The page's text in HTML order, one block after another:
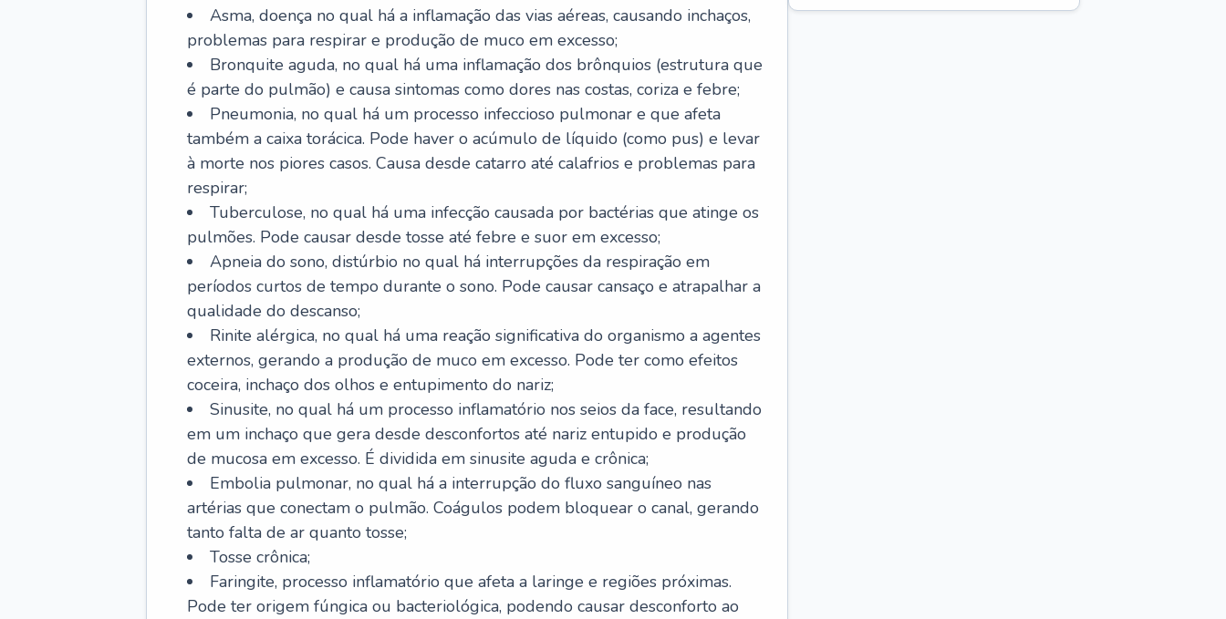
Asma, doença no qual há a inflamação das vias aéreas, causando inchaços,
problemas para respirar e produção de muco em excesso;
Bronquite aguda, no qual há uma inflamação dos brônquios (estrutura que
é parte do pulmão) e causa sintomas como dores nas costas, coriza e febre;
Pneumonia, no qual há um processo infeccioso pulmonar e que afeta
também a caixa torácica. Pode haver o acúmulo de líquido (como pus) e levar
à morte nos piores casos. Causa desde catarro até calafrios e problemas para
respirar;
Tuberculose, no qual há uma infecção causada por bactérias que atinge os
pulmões. Pode causar desde tosse até febre e suor em excesso;
Apneia do sono, distúrbio no qual há interrupções da respiração em
períodos curtos de tempo durante o sono. Pode causar cansaço e atrapalhar a
qualidade do descanso;
Rinite alérgica, no qual há uma reação significativa do organismo a agentes
externos, gerando a produção de muco em excesso. Pode ter como efeitos
coceira, inchaço dos olhos e entupimento do nariz;
Sinusite, no qual há um processo inflamatório nos seios da face, resultando
em um inchaço que gera desde desconfortos até nariz entupido e produção
de mucosa em excesso. É dividida em sinusite aguda e crônica;
Embolia pulmonar, no qual há a interrupção do fluxo sanguíneo nas
artérias que conectam o pulmão. Coágulos podem bloquear o canal, gerando
tanto falta de ar quanto tosse;
Tosse crônica;
Faringite, processo inflamatório que afeta a laringe e regiões próximas.
Pode ter origem fúngica ou bacteriológica, podendo causar desconforto ao